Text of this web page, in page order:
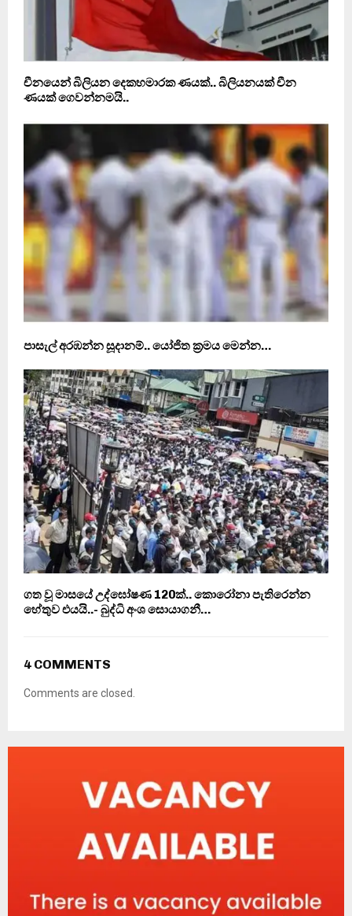
චීනයෙන් බිලියන දෙකහමාරක ණයක්.. බිලියනයක් චීන
ණයක් ගෙවන්නමයි..
පාසැල් අරඹන්න සූදානම්.. යෝජිත ක‍්‍රමය මෙන්න…
ගත වූ මාසයේ උද්ඝෝෂණ 120ක්.. කොරෝනා පැතිරෙන්න
හේතුව එයයි..- බුද්ධි අංශ සොයාගනී…
4 COMMENTS
Comments are closed.